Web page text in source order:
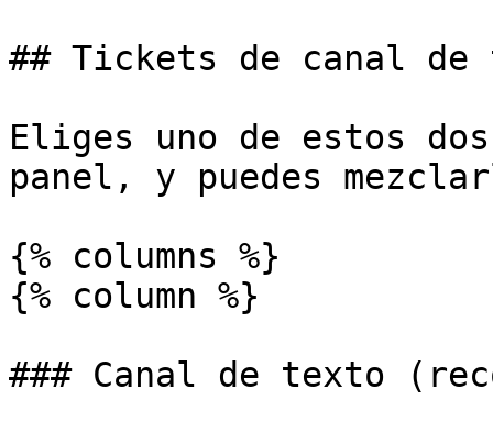
## Tickets de canal
Eliges uno de estos
panel, y puedes
{% columns %}
{% column %}
### Canal de texto